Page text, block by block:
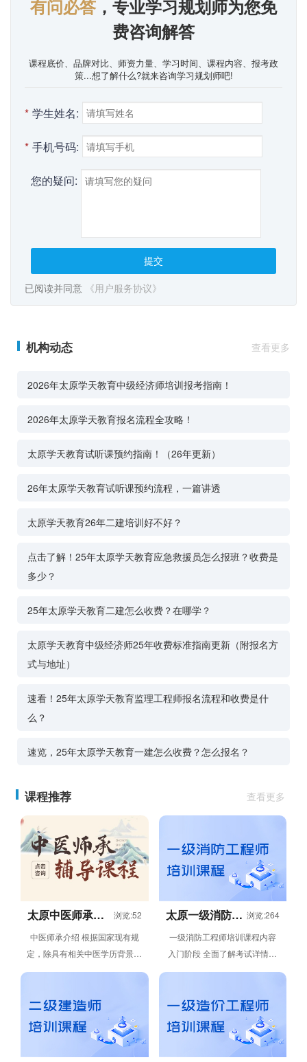
有问必答，专业学习规划师为您免
费咨询解答
课程底价、品牌对比、师资力量、学习时间、课程内容、报考政
策...想了解什么?就来咨询学习规划师吧!
* 学生姓名:
* 手机号码:
您的疑问:
提交
已阅读并同意 《用户服务协议》
机构动态 查看更多
2026年太原学天教育中级经济师培训报考指南！
2026年太原学天教育报名流程全攻略！
太原学天教育试听课预约指南！（26年更新）
26年太原学天教育试听课预约流程，一篇讲透
太原学天教育26年二建培训好不好？
点击了解！25年太原学天教育应急救援员怎么报班？收费是
多少？
25年太原学天教育二建怎么收费？在哪学？
太原学天教育中级经济师25年收费标准指南更新（附报名方
式与地址）
速看！25年太原学天教育监理工程师报名流程和收费是什
么？
速览，25年太原学天教育一建怎么收费？怎么报名？
课程推荐 查看更多
太原中医师承辅
浏览:52
中医师承介绍 根据国家现有规
定，除具有相关中医学历背景的
人员外，不得考取医师资格证。
员...
太原一级消防工 浏览:264
一级消防工程师培训课程内容
入门阶段 全面了解考试详情，
学科特点，考试基本情况，为接
段...